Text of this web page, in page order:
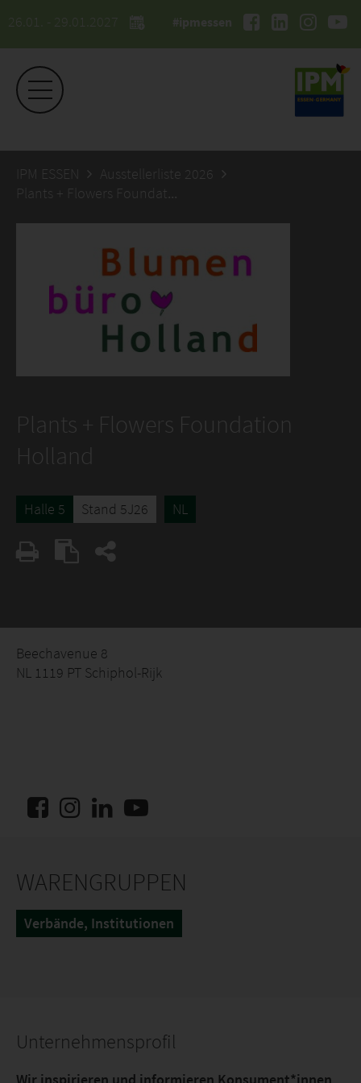
26.01. - 29.01.2027 #ipmessen
IPM ESSEN
Ausstellerliste 2026
Plants + Flowers Foundation Holland
Plants + Flowers Foundation
Holland
Halle 5 Stand 5J26 NL
Beechavenue 8
NL 1119 PT Schiphol-Rijk
WARENGRUPPEN
Verbände, Institutionen
Unternehmensprofil